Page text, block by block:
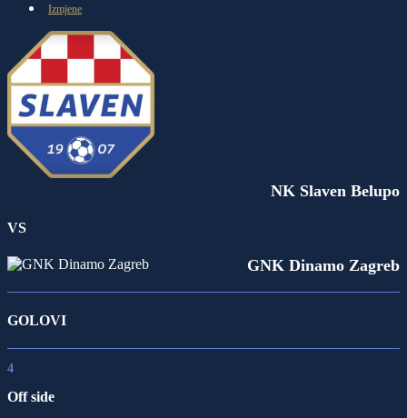
Izmjene
NK Slaven Belupo
VS
GNK Dinamo Zagreb
GOLOVI
4
Off side